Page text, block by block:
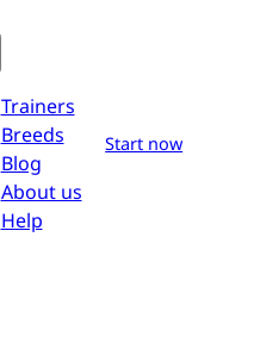
Trainers
Breeds
Blog
About us
Help
Start now